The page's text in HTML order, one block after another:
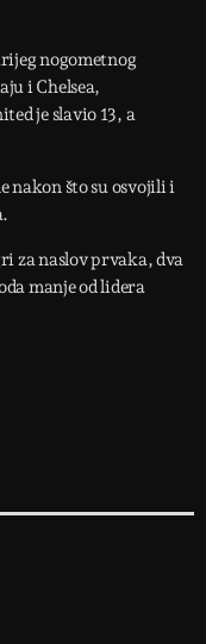
nogometnog
i Chelsea,
je slavio 13, a
nakon što su osvojili i
za naslov prvaka, dva
manje od lidera